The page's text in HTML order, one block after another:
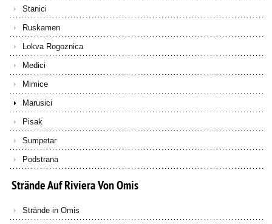
Stanici
Ruskamen
Lokva Rogoznica
Medici
Mimice
Marusici
Pisak
Sumpetar
Podstrana
SträndeAufRivieraVonOmis
Strände in Omis